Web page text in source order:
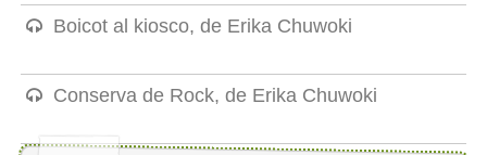
Boicot al kiosco, de Erika Chuwoki
Conserva de Rock, de Erika Chuwoki